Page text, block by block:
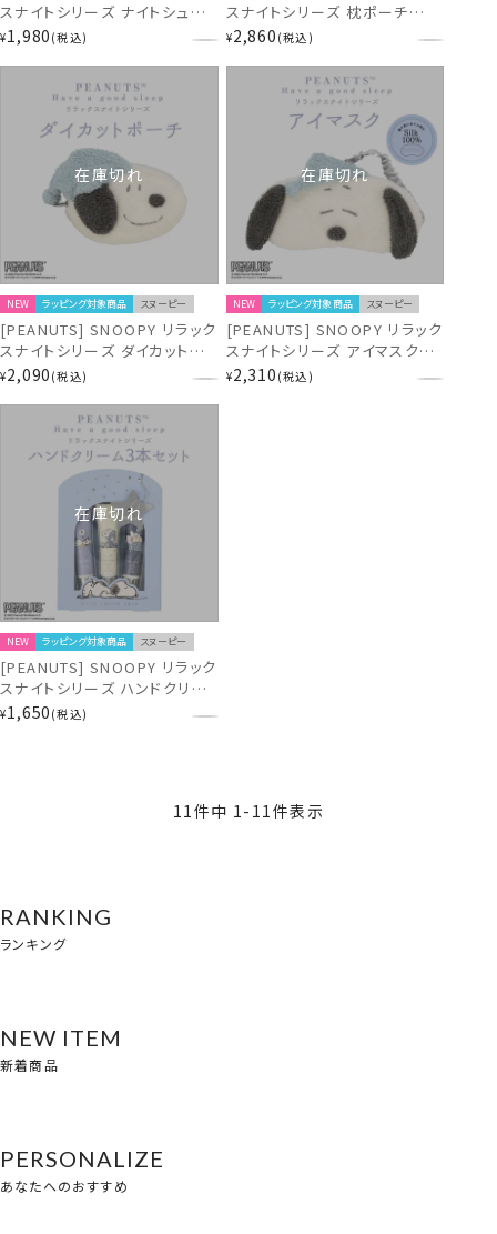
スナイトシリーズ ナイトシュシ
ュ SN38653
¥1,980 税込
スナイトシリーズ 枕ポーチ
SN38652
¥2,860 税込
在庫切れ
NEW ラッピング対象商品 スヌーピー
[PEANUTS] SNOOPY リラック
スナイトシリーズ ダイカットポ
ーチ SN38651
¥2,090 税込
在庫切れ
NEW ラッピング対象商品 スヌーピー
[PEANUTS] SNOOPY リラック
スナイトシリーズ アイマスク
SN38650
¥2,310 税込
在庫切れ
NEW ラッピング対象商品 スヌーピー
[PEANUTS] SNOOPY リラック
スナイトシリーズ ハンドクリー
ムトリオ＜BLUE＞ SN38645
¥1,650 税込
11件中 1- 11件表示
RANKING
ランキング
NEW ITEM
新着商品
PERSONALIZE
あなたへのおすすめ